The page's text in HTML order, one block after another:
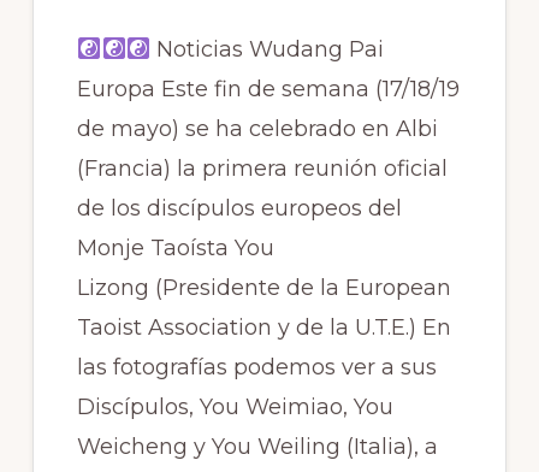
Noticias Wudang Pai
Europa Este fin de semana (17/18/19
de mayo) se ha celebrado en Albi
(Francia) la primera reunión oficial
de los discípulos europeos del
Monje Taoísta You
Lizong (Presidente de la European
Taoist Association y de la U.T.E.) En
las fotografías podemos ver a sus
Discípulos, You Weimiao, You
Weicheng y You Weiling (Italia), a